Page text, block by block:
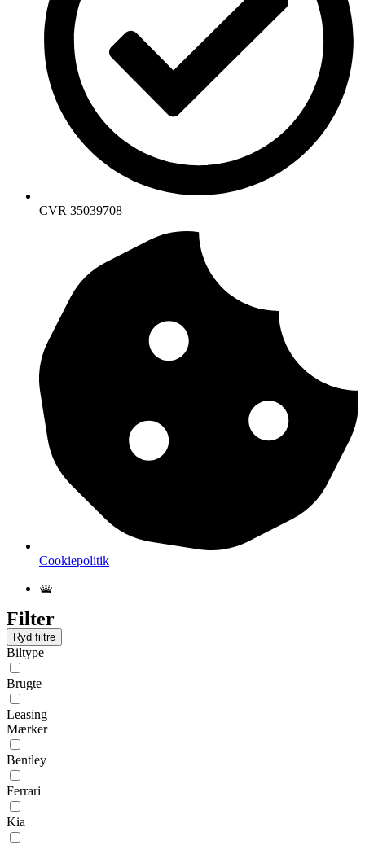
CVR 35039708
Cookiepolitik
Filter
Ryd filtre
Biltype
Brugte
Leasing
Mærker
Bentley
Ferrari
Kia